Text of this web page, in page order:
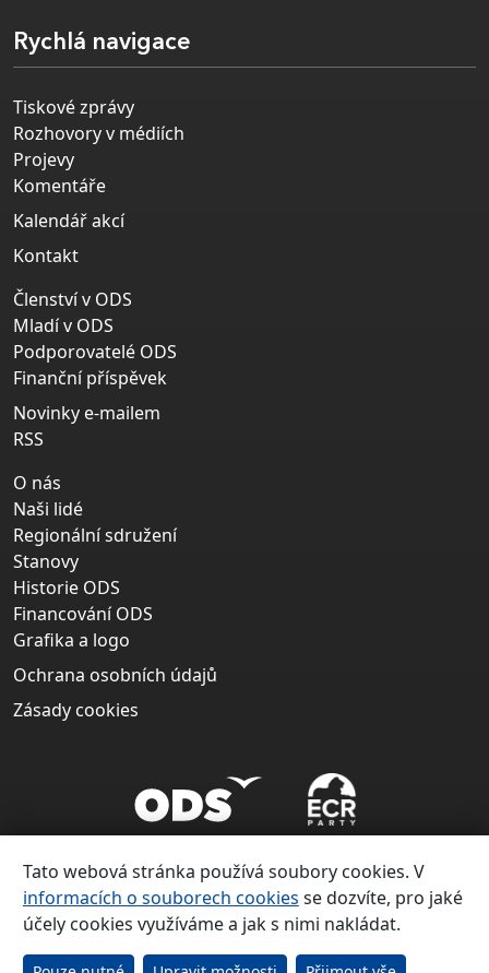
Rychlá navigace
Tiskové zprávy
Rozhovory v médiích
Projevy
Komentáře
Kalendář akcí
Kontakt
Členství v ODS
Mladí v ODS
Podporovatelé ODS
Finanční příspěvek
Novinky e-mailem
RSS
O nás
Naši lidé
Regionální sdružení
Stanovy
Historie ODS
Financování ODS
Grafika a logo
Ochrana osobních údajů
Zásady cookies
Copyright ©
Občanská demokratická strana 1991 – 2026
Tato webová stránka používá soubory cookies. V
informacích o souborech cookies se dozvíte, pro jaké
účely cookies využíváme a jak s nimi nakládat.